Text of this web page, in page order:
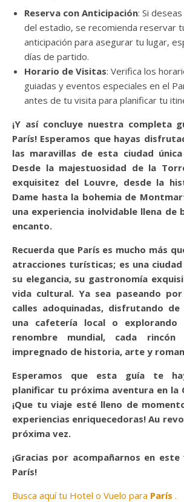
Reserva con Anticipación: Si
del estadio, se recomienda reservar
anticipación para asegurar tu lugar,
días de partido.
Horario de Visitas: Verifica los
guiadas y eventos especiales en el
antes de tu visita para planificar tu
¡Y así concluye nuestra completa
París! Esperamos que hayas
las maravillas de esta ciudad
Desde la majestuosidad de la
exquisitez del Louvre, desde la
Dame hasta la bohemia de
una experiencia inolvidable llena de
encanto.
Recuerda que París es mucho más
atracciones turísticas; es una
su elegancia, su gastronomía
vida cultural. Ya sea paseando
calles adoquinadas, disfrutando
una cafetería local o explorando
renombre mundial, cada
impregnado de historia, arte y
Esperamos que esta guía te
planificar tu próxima aventura en la
¡Que tu viaje esté lleno de
experiencias enriquecedoras! Au
próxima vez.
¡Gracias por acompañarnos en
París!
Busca aquí tu Hotel o Vuelo para París .